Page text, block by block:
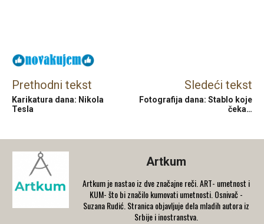
Prethodni tekst
Karikatura dana: Nikola
Tesla
Sledeći tekst
Fotografija dana: Stablo koje
čeka…
Artkum
Artkum je nastao iz dve značajne reči. ART- umetnost i
KUM- što bi značilo kumovati umetnosti. Osnivač -
Suzana Rudić. Stranica objavljuje dela mladih autora iz
Srbije i inostranstva.